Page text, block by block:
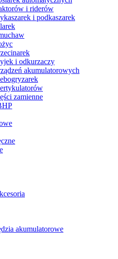
i riderów
i podkaszarek
i odkurzaczy
akumulatorowych
zamienne
akumulatorowe